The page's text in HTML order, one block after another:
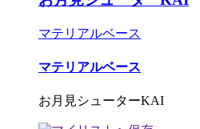
マテリアルベース
マテリアルベース
お月見シューターKAI